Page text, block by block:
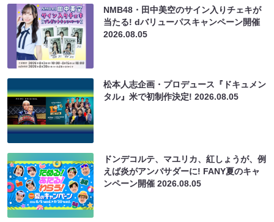
NMB48・田中美空のサイン入りチェキが
当たる! dバリューパスキャンペーン開催
2026.08.05
松本人志企画・プロデュース『ドキュメン
タル』米で初制作決定!2026.08.05
ドンデコルテ、マユリカ、紅しょうが、例
えば炎がアンバサダーに! FANY夏のキャ
ンペーン開催2026.08.05